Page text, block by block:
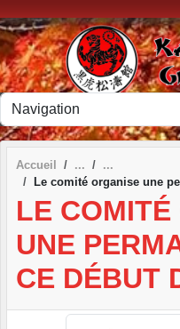
Accueil
Le comité organise une
LE
UNE
CE DÉBUT